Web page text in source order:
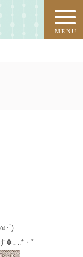
MENU
･`)
✽.｡.:*・ﾟ